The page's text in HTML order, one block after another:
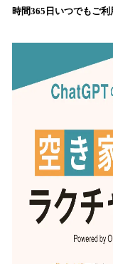
時間365日いつでもご利